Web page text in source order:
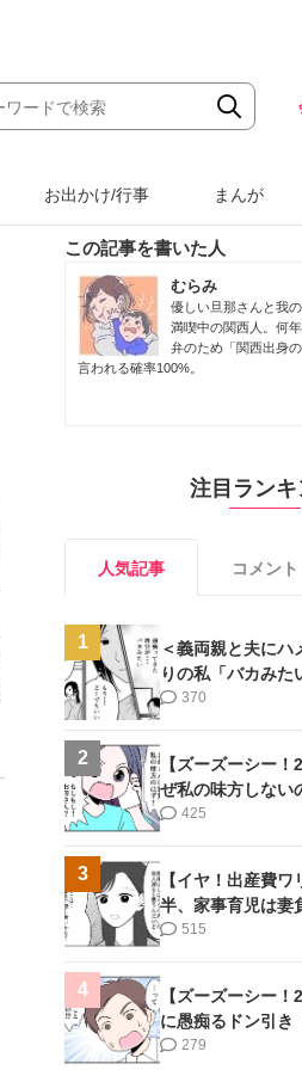
お出かけ/行事 まんが
この記事を書いた人
むらみ
優しい旦那さんと我
満喫中の関西人。何
弁のため「関西出身
言われる確率100%。
注目ランキ
人気記事 コメント
1
＜義両親と夫にハ
りの私「バカみ
肢がない【第5話ま
370
2
【ズーズーシー
ぜ私の味方しない
第17話＞#4コマ母
425
3
【イヤ！出産費
半、家事育児は
第11話＞#4コマ母
515
4
【ズーズーシー
に愚痴るドン引き
第16話＞#4コマ母
279